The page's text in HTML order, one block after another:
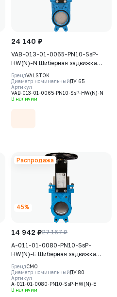
24 140 ₽
VAB-013-01-0065-PN10-SsP-
HW(N)-N Шиберная задвижка
Valstok, серия VAB, DN0065, PN10,
штурвал, невыдвижной шток,
корпус GJS-400-15 (GGG40), нож
AISI304, седловое уплотнение
БрендVALSTOK
Диаметр номинальныйДУ 65
Артикул
VAB-013-01-0065-PN10-SsP-HW(N)-N
В наличии
Распродажа
14 942 ₽27 167 ₽
45%
A-011-01-0080-PN10-SsP-
HW(N)-E Шиберная задвижка
CMO, серия А, DN0080, РN10,
штурвал, невыдвижной шток,
корпус GJL-250 (GG25), нож
AISI304, седловое уплотнение
БрендCMO
Диаметр номинальныйДУ 80
Артикул
A-011-01-0080-PN10-SsP-HW(N)-E
В наличии